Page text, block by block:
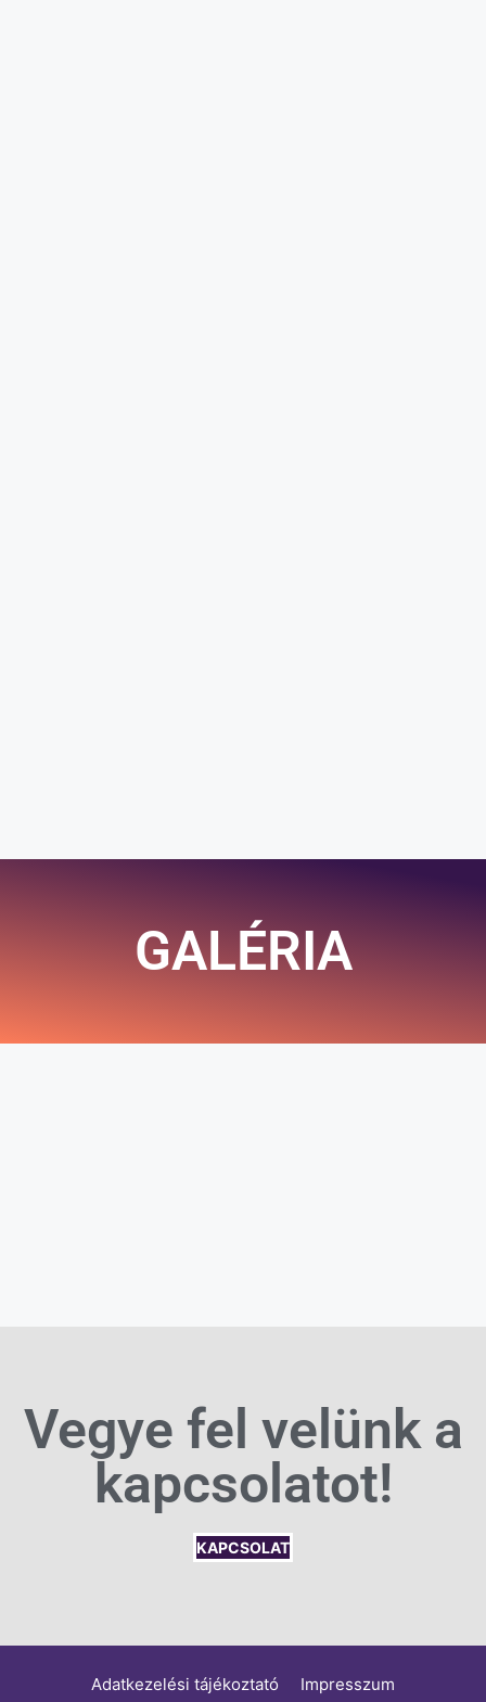
GALÉRIA
Vegye fel velünk a
kapcsolatot!
KAPCSOLAT
Adatkezelési tájékoztató Impresszum